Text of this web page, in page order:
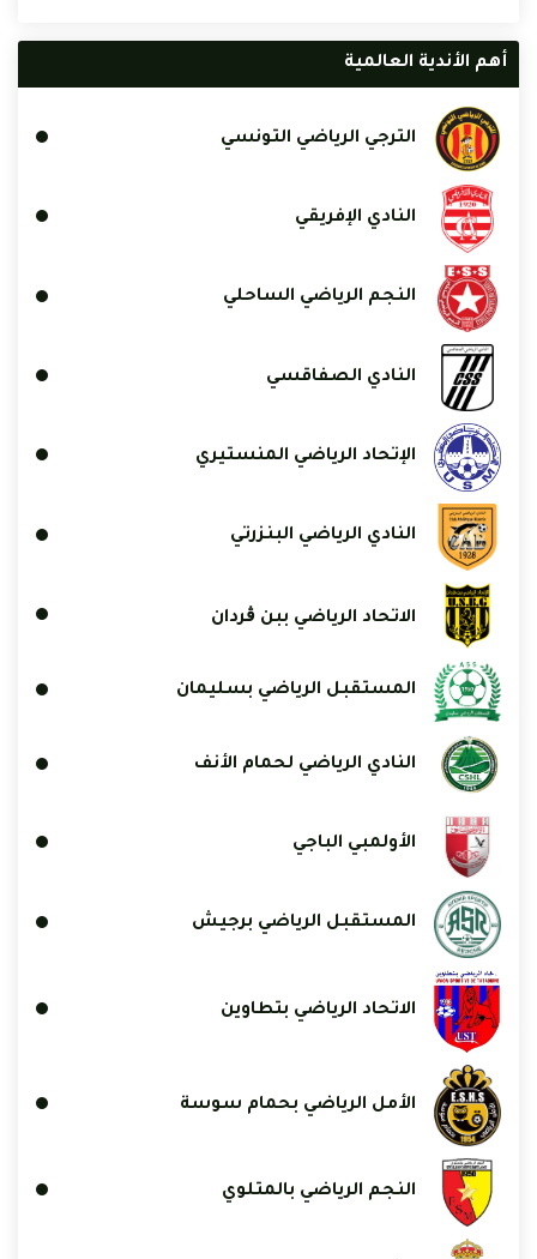
أهم الأندية العالمية
الترجي الرياضي التونسي
النادي الإفريقي
النجم الرياضي الساحلي
النادي الصفاقسي
الإتحاد الرياضي المنستيري
النادي الرياضي البنزرتي
الاتحاد الرياضي ببن ڨردان
المستقبل الرياضي بسليمان
النادي الرياضي لحمام الأنف
الأولمبي الباجي
المستقبل الرياضي برجيش
الاتحاد الرياضي بتطاوين
الأمل الرياضي بحمام سوسة
النجم الرياضي بالمتلوي